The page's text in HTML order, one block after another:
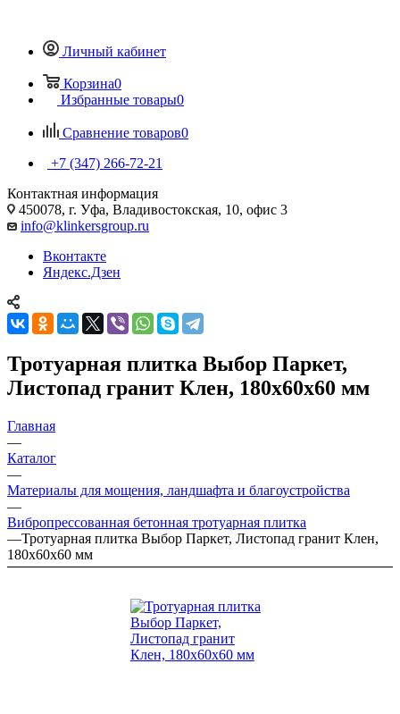
Личный кабинет
Корзина0
Избранные товары0
Сравнение товаров0
+7 (347) 266-72-21
Контактная информация
450078, г. Уфа, Владивостокская, 10, офис 3
info@klinkersgroup.ru
Вконтакте
Яндекс.Дзен
Тротуарная плитка Выбор Паркет,
Листопад гранит Клен, 180х60х60 мм
Главная
—
Каталог
—
Материалы для мощения, ландшафта и благоустройства
—
Вибропрессованная бетонная тротуарная плитка
—Тротуарная плитка Выбор Паркет, Листопад гранит Клен,
180х60х60 мм